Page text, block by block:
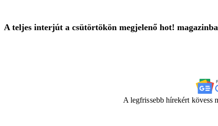
A teljes interjút a csütörtökön megjelenő hot!
A legfrissebb hírekért kövess